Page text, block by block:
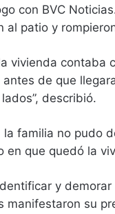
con BVC
al patio y
vivienda contaba
de que
describió.
la familia no pudo
en que quedó la
y
manifestaron su